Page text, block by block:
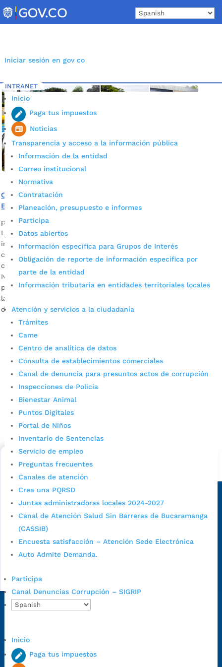
to
content
Iniciar sesión en gov co
INTRANET
Inicio
Paga tus impuestos
Noticias
Transparencia y acceso a la información pública
Información de la entidad
Correo institucional
Normativa
Contratación
Planeación, presupuesto e informes
Participa
Datos abiertos
Información específica para Grupos de Interés
Obligación de reporte de información específica por
parte de la entidad
Información tributaria en entidades territoriales locales
Atención y servicios a la ciudadanía
Trámites
Came
Centro de analítica de datos
Consulta de establecimientos comerciales
Canal de denuncia para presuntos actos de corrupción
Inspecciones de Policía
Bienestar Animal
Puntos Digitales
Portal de Niños
Inventario de Sentencias
Servicio de empleo
Preguntas frecuentes
Canales de atención
Crea una PQRSD
Juntas administradoras locales 2024-2027
Canal de Atención Salud Sin Barreras de Bucaramanga
(CASSIB)
Encuesta satisfacción – Atención Sede Electrónica
Auto Admite Demanda.
Participa
Canal Denuncias Corrupción – SIGRIP
Inicio
Paga tus impuestos
Inicio 5 Etiqueta: Bienestar social
Conozca las más de 50 obras que entregará la Alcaldía de
Bucaramanga en este segundo semestre del año
por Alcaldía de Bucaramanga
Las comunidades serán las grandes beneficiadas con las
intervenciones en las diferentes localidades. La
contribución, por concepto de los impuestos, permite
construir una mejor ciudad para todos. Descargue audio:
Iván Vargas, secretario de Infraestructura Cada peso que
pagan los ciudadanos se distribuye con transparencia ante
las necesidades existentes. Parques, equipamientos
deportivos, infraestructura educativa y reparcheo […]
Cupos Escolares Bucaramanga 2022
Consulta aqui los pasos para inscribirse y solicitar un
cupo escolar en los colegios oficiales de
Alcaldía de Bucaramanga
Sede principal
Dirección Fase I:Calle 35 # 10-43, Bucaramanga, Santander,
Colombia
Código Postal: